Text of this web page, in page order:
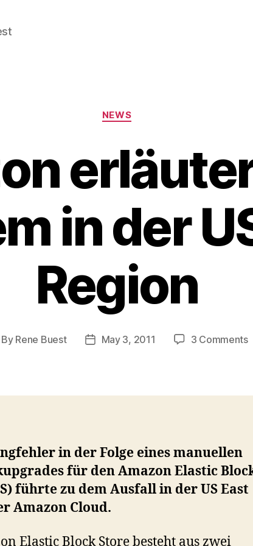
Categories
NEWS
in der
Region
By Rene Buest
PostMay 3, 2011 3 Commentson
in der Folge eines manuellen
für den Amazon Elastic
führte zu dem Ausfall in der US East
Amazon Cloud.
Elastic Block Store besteht aus zwei